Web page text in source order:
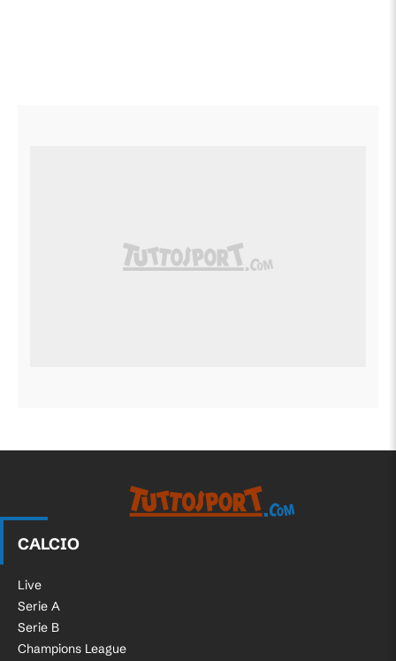
CALCIO
Live
Serie A
Serie B
Champions League